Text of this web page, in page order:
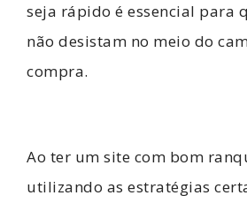
seja rápido é essencial para
não desistam no meio do
compra.
Ao ter um site com bom
utilizando as estratégias